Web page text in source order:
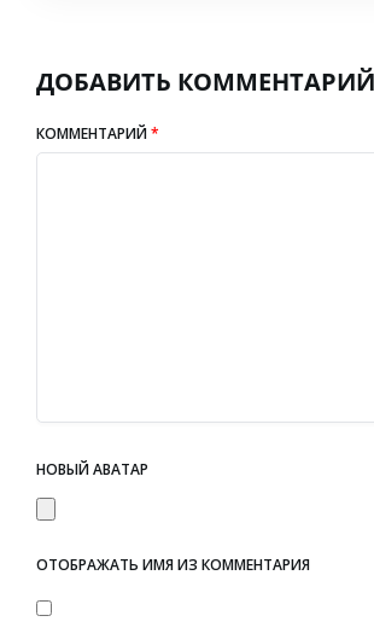
ДОБАВИТЬ КОММЕНТАРИЙ
КОММЕНТАРИЙ*
НОВЫЙ АВАТАР
ОТОБРАЖАТЬ ИМЯ ИЗ КОММЕНТАРИЯ